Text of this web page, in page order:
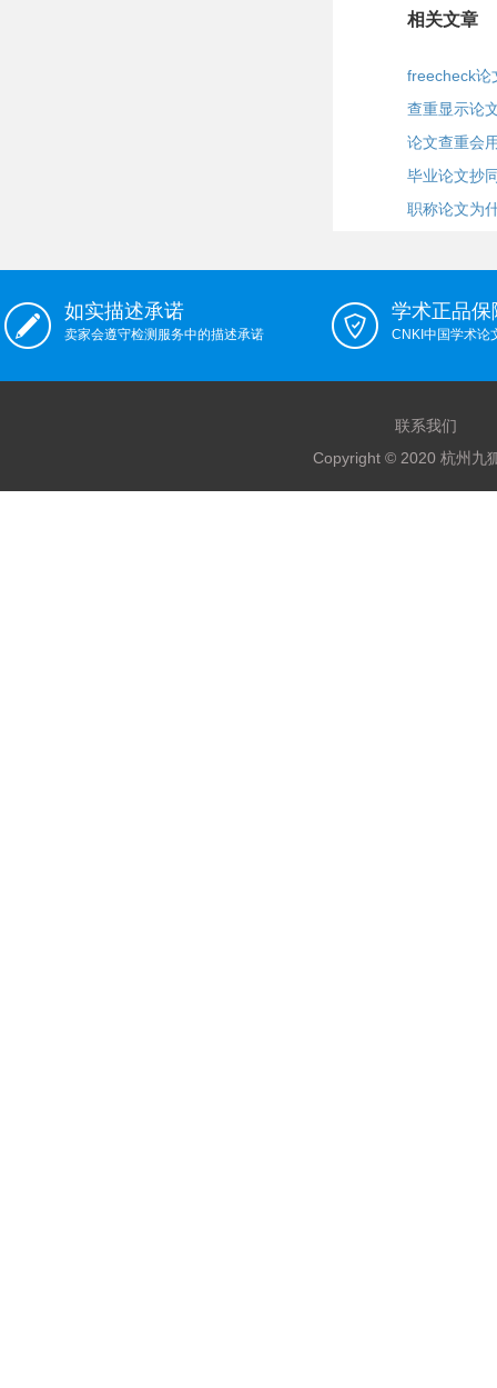
相关文章
freecheck论
查重显示论
论文查重会
毕业论文抄
职称论文为
如实描述承诺
卖家会遵守检测服务中的描述承诺
学术正品保
CNKI中国学术论
联系我们
Copyright © 2020 杭州九